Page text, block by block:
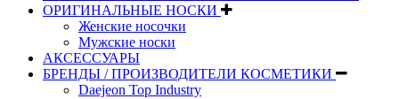
ОРИГИНАЛЬНЫЕ НОСКИ
Женские носочки
Мужские носки
АКСЕССУАРЫ
БРЕНДЫ / ПРОИЗВОДИТЕЛИ КОСМЕТИКИ
Daejeon Top Industry